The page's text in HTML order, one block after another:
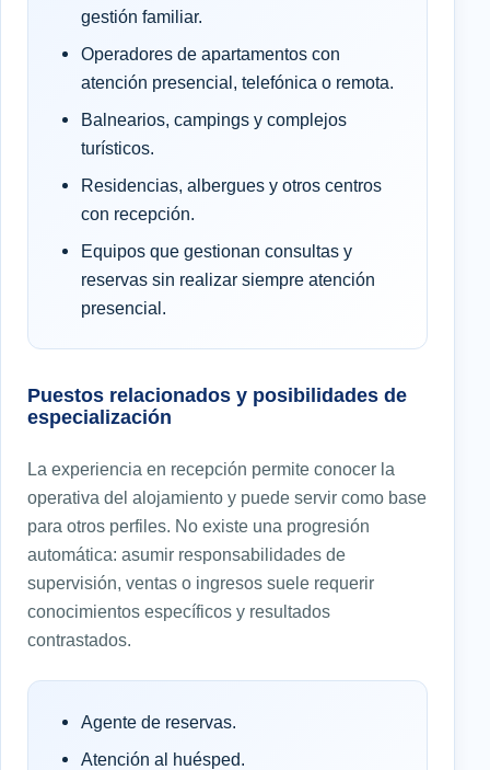
gestión familiar.
Operadores de apartamentos con
atención presencial, telefónica o remota.
Balnearios, campings y complejos
turísticos.
Residencias, albergues y otros centros
con recepción.
Equipos que gestionan consultas y
reservas sin realizar siempre atención
presencial.
Puestos relacionados y posibilidades de
especialización
La experiencia en recepción permite conocer la
operativa del alojamiento y puede servir como base
para otros perfiles. No existe una progresión
automática: asumir responsabilidades de
supervisión, ventas o ingresos suele requerir
conocimientos específicos y resultados
contrastados.
Agente de reservas.
Atención al huésped.